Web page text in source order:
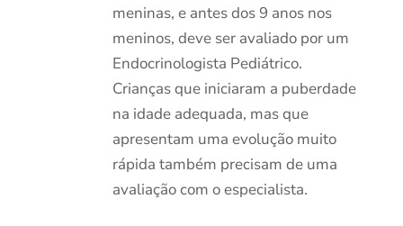
meninas, e antes dos 9 anos nos
meninos, deve ser avaliado por um
Endocrinologista Pediátrico.
Crianças que iniciaram a puberdade
na idade adequada, mas que
apresentam uma evolução muito
rápida também precisam de uma
avaliação com o especialista.